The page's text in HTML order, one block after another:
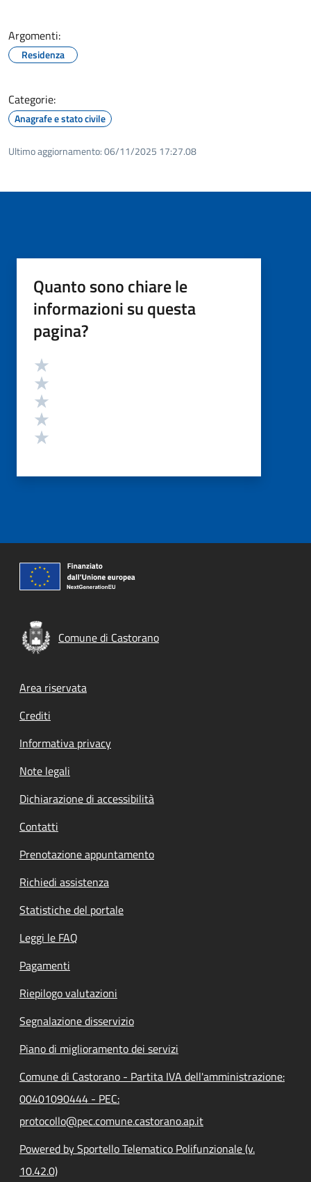
Argomenti:
Residenza
Categorie:
Anagrafe e stato civile
Ultimo aggiornamento:06/11/2025 17:27.08
Quanto sono chiare le
informazioni su questa
pagina?
Valutazione
Comune di Castorano
Footer menu
Area riservata
Crediti
Informativa privacy
Note legali
Dichiarazione di accessibilità
Contatti
Prenotazione appuntamento
Richiedi assistenza
Statistiche del portale
Leggi le FAQ
Pagamenti
Riepilogo valutazioni
Segnalazione disservizio
Piano di miglioramento dei servizi
Comune di Castorano - Partita IVA dell'amministrazione:
00401090444 - PEC:
protocollo@pec.comune.castorano.ap.it
Powered by Sportello Telematico Polifunzionale (v.
10.42.0)